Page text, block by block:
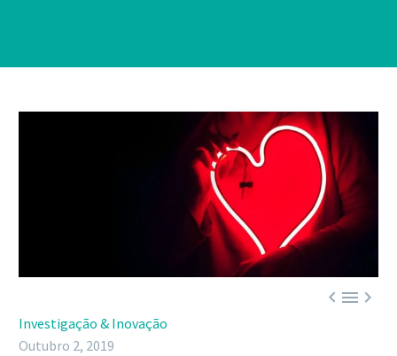

Investigação & Inovação
Outubro 2, 2019